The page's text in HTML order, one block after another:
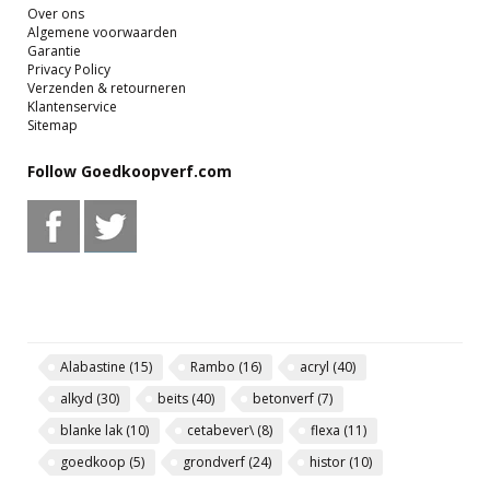
Over ons
Algemene voorwaarden
Garantie
Privacy Policy
Verzenden & retourneren
Klantenservice
Sitemap
Follow Goedkoopverf.com
Alabastine (15) Rambo (16) acryl (40)
alkyd (30) beits (40) betonverf (7)
blanke lak (10) cetabever\(8) flexa (11)
goedkoop (5) grondverf (24) histor (10)